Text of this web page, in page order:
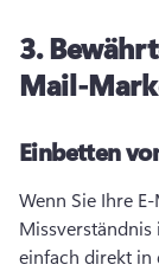
3.
Mail-
Einbetten
Wenn Sie Ihre
Missverständnis
einfach direkt in